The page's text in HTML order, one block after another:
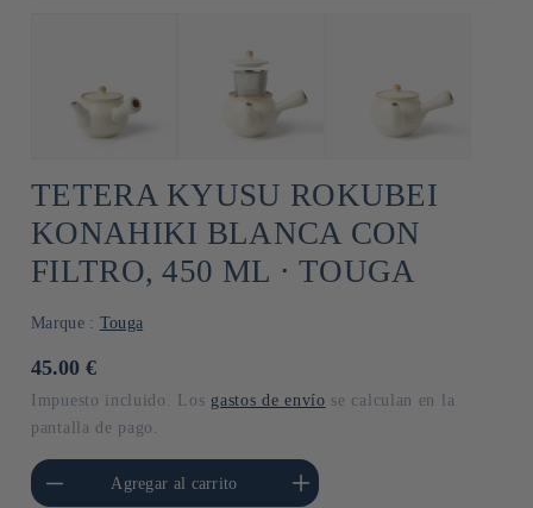
TETERA KYUSU ROKUBEI
KONAHIKI BLANCA CON
FILTRO, 450 ML ⋅ TOUGA
Marque : Touga
Precio
45.00 €
Impuesto incluido. Los gastos de envío se calculan en la
pantalla de pago.
para Default
Title
Agregar al carrito
Aumentar cantidad para Default
Title